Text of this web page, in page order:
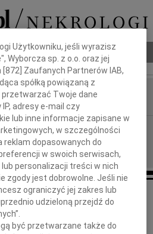
pogrzebowy
Panu
Użytkowniku, jeśli wyrazisz
Wyborcza sp. z o.o. oraz jej
[872 ] Zaufanych Partnerów IAB,
spółką powiązaną z
przetwarzać Twoje dane
adresy e-mail czy
lub inne informacje zapisane w
w szczególności
dopasowanych do
w swoich serwisach,
personalizacji treści w nich
zgody jest dobrowolne. Jeśli nie
ograniczyć jej zakres lub
udzieloną przejdź do
być przetwarzane także do